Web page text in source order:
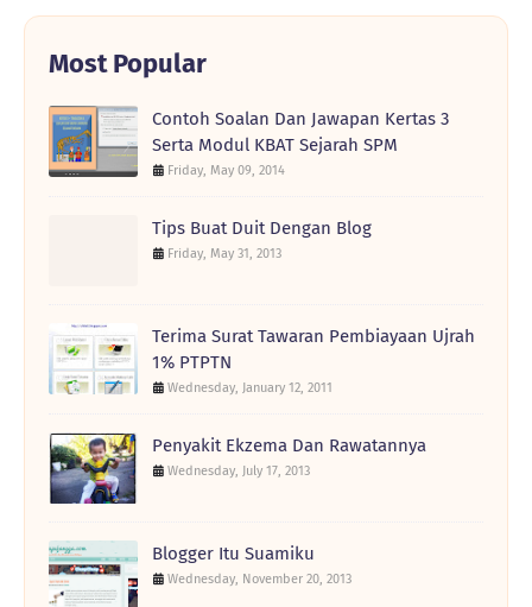
Most Popular
Contoh Soalan Dan Jawapan Kertas 3
Serta Modul KBAT Sejarah SPM
Friday, May 09, 2014
Tips Buat Duit Dengan Blog
Friday, May 31, 2013
Terima Surat Tawaran Pembiayaan Ujrah
1% PTPTN
Wednesday, January 12, 2011
Penyakit Ekzema Dan Rawatannya
Wednesday, July 17, 2013
Blogger Itu Suamiku
Wednesday, November 20, 2013